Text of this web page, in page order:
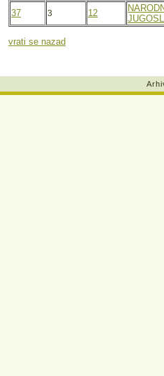
37 3 12
vrati se nazad